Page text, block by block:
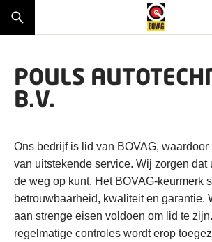
POULS
B.V.
Ons bedrijf is lid van BOVAG, waardoor
van uitstekende service. Wij zorgen dat
de weg op kunt. Het BOVAG-keurmerk
betrouwbaarheid, kwaliteit en garantie.
aan strenge eisen voldoen om lid te
regelmatige controles wordt erop